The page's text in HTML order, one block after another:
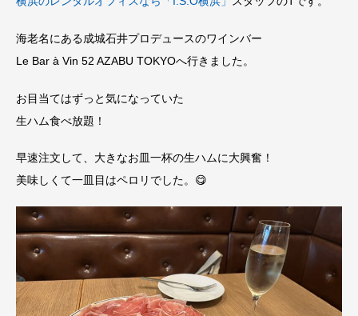
海老名にある成城石井プロデュースのワインバー
Le Bar à Vin 52 AZABU TOKYOへ行きました。
お目当てはずっと気になっていた
生ハム食べ放題！
早速注文して、大きなお皿一杯の生ハムに大興奮！
美味しくて一皿目はペロリでした。😋